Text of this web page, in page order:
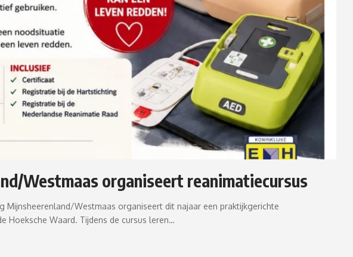
Westmaas organiseert reanimatiecursus
Mijnsheerenland/Westmaas organiseert dit najaar een praktijkgerichte
Hoeksche Waard. Tijdens de cursus leren…